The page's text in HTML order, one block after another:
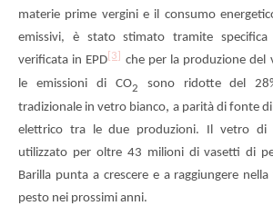
materie prime vergini e il consumo
emissivi, è stato stimato tramite specifica
verificata in EPD [3]
che per la produzione del
le emissioni di CO2 sono ridotte del
tradizionale in vetro bianco, a parità di fonte
elettrico tra le due produzioni. Il vetro di
utilizzato per oltre 43 milioni di vasetti di
Barilla punta a crescere e a raggiungere
pesto nei prossimi anni.